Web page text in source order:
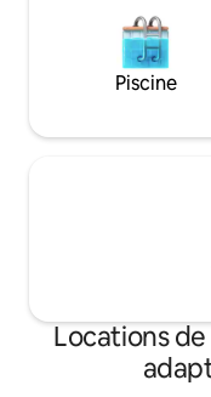
Piscine
Locations